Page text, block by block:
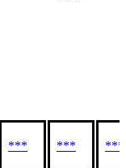
*** *** ***